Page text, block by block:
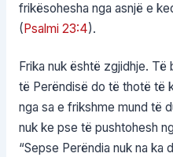
frikësohesha nga asnjë e
( Psalmi 23:4).
Frika nuk është zgjidhje.
të Perëndisë do të thotë të
nga sa e frikshme mund të
nuk ke pse të pushtohesh
“Sepse Perëndia nuk na